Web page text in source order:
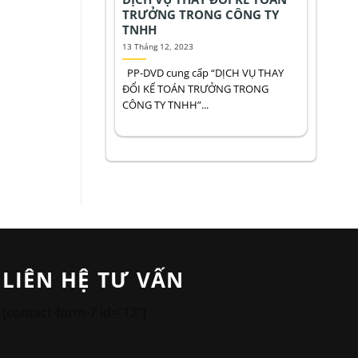
TRƯỞNG TRONG CÔNG TY
TNHH
13 Tháng 12, 2023
PP-DVD cung cấp “DỊCH VỤ THAY
ĐỔI KẾ TOÁN TRƯỞNG TRONG
CÔNG TY TNHH”...
LIÊN HỆ TƯ VẤN